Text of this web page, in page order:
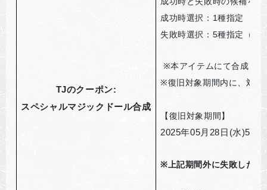
TJのクーポン:
スペシャルマジックドール合成
成功時選択：1種指定
失敗時選択：5種指定（失
※本アイテムにて合成に
※復旧対象期間内に、対
【復旧対象期間】
2025年05月28日(水)5時
※ 上記期間外に失敗した